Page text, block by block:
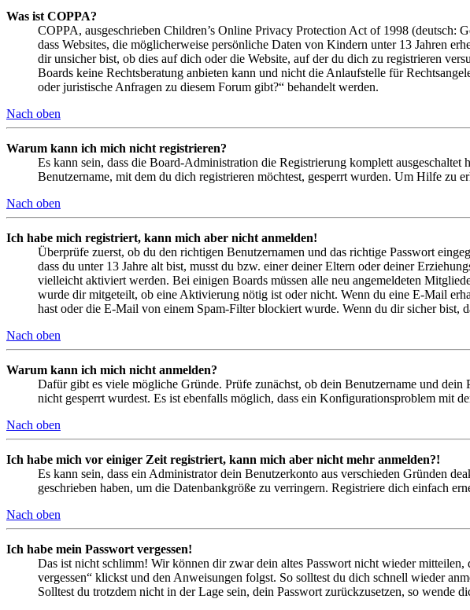
Was ist COPPA?
COPPA, ausgeschrieben Children’s Online Privacy Protection Act of 1998 (deutsch:
dass Websites, die möglicherweise persönliche Daten von Kindern unter 13 Jahren
dir unsicher bist, ob dies auf dich oder die Website, auf der du dich zu registrieren
Boards keine Rechtsberatung anbieten kann und nicht die Anlaufstelle für
oder juristische Anfragen zu diesem Forum gibt?“ behandelt werden.
Nach oben
Warum kann ich mich nicht registrieren?
Es kann sein, dass die Board-Administration die Registrierung komplett
Benutzername, mit dem du dich registrieren möchtest, gesperrt wurden. Um Hilfe zu
Nach oben
Ich habe mich registriert, kann mich aber nicht anmelden!
Überprüfe zuerst, ob du den richtigen Benutzernamen und das richtige Passwort
dass du unter 13 Jahre alt bist, musst du bzw. einer deiner Eltern oder deiner
vielleicht aktiviert werden. Bei einigen Boards müssen alle neu angemeldeten
wurde dir mitgeteilt, ob eine Aktivierung nötig ist oder nicht. Wenn du eine E-Mail
hast oder die E-Mail von einem Spam-Filter blockiert wurde. Wenn du dir sicher bist,
Nach oben
Warum kann ich mich nicht anmelden?
Dafür gibt es viele mögliche Gründe. Prüfe zunächst, ob dein Benutzername und
nicht gesperrt wurdest. Es ist ebenfalls möglich, dass ein Konfigurationsproblem mit
Nach oben
Ich habe mich vor einiger Zeit registriert, kann mich aber nicht mehr anmelden?!
Es kann sein, dass ein Administrator dein Benutzerkonto aus verschieden Gründen
geschrieben haben, um die Datenbankgröße zu verringern. Registriere dich einfach
Nach oben
Ich habe mein Passwort vergessen!
Das ist nicht schlimm! Wir können dir zwar dein altes Passwort nicht wieder
vergessen“ klickst und den Anweisungen folgst. So solltest du dich schnell wieder
Solltest du trotzdem nicht in der Lage sein, dein Passwort zurückzusetzen, so wende